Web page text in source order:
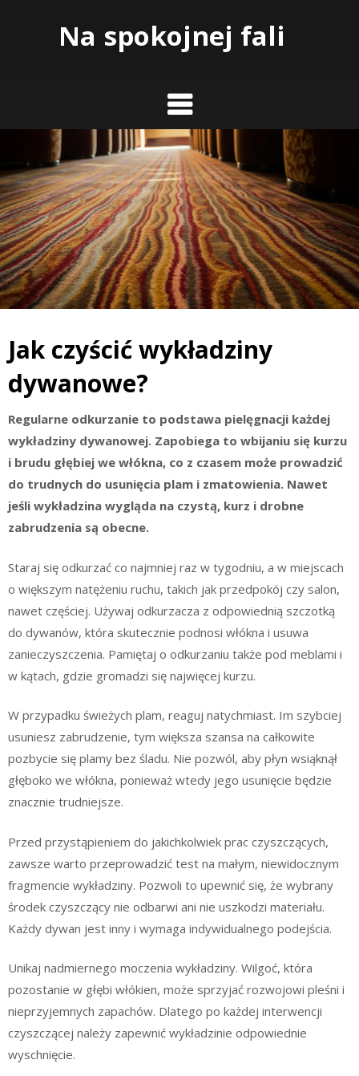
Na spokojnej fali
Jak czyścić wykładziny
dywanowe?
Regularne odkurzanie to podstawa pielęgnacji każdej
wykładziny dywanowej. Zapobiega to wbijaniu się kurzu
i brudu głębiej we włókna, co z czasem może prowadzić
do trudnych do usunięcia plam i zmatowienia. Nawet
jeśli wykładzina wygląda na czystą, kurz i drobne
zabrudzenia są obecne.
Staraj się odkurzać co najmniej raz w tygodniu, a w miejscach
o większym natężeniu ruchu, takich jak przedpokój czy salon,
nawet częściej. Używaj odkurzacza z odpowiednią szczotką
do dywanów, która skutecznie podnosi włókna i usuwa
zanieczyszczenia. Pamiętaj o odkurzaniu także pod meblami i
w kątach, gdzie gromadzi się najwięcej kurzu.
W przypadku świeżych plam, reaguj natychmiast. Im szybciej
usuniesz zabrudzenie, tym większa szansa na całkowite
pozbycie się plamy bez śladu. Nie pozwól, aby płyn wsiąknął
głęboko we włókna, ponieważ wtedy jego usunięcie będzie
znacznie trudniejsze.
Przed przystąpieniem do jakichkolwiek prac czyszczących,
zawsze warto przeprowadzić test na małym, niewidocznym
fragmencie wykładziny. Pozwoli to upewnić się, że wybrany
środek czyszczący nie odbarwi ani nie uszkodzi materiału.
Każdy dywan jest inny i wymaga indywidualnego podejścia.
Unikaj nadmiernego moczenia wykładziny. Wilgoć, która
pozostanie w głębi włókien, może sprzyjać rozwojowi pleśni i
nieprzyjemnych zapachów. Dlatego po każdej interwencji
czyszczącej należy zapewnić wykładzinie odpowiednie
wyschnięcie.